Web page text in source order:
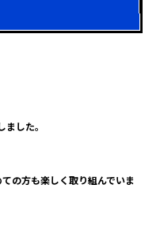
した。
の方も楽しく取り組んでいま